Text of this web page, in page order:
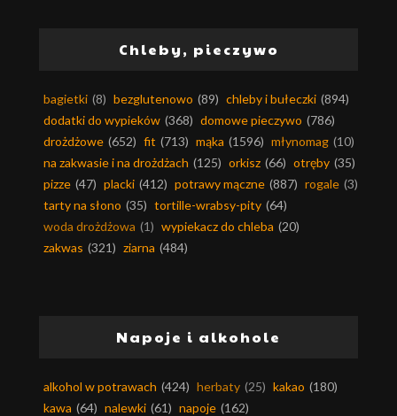
Chleby, pieczywo
bagietki (8) bezglutenowo (89) chleby i bułeczki (894)
dodatki do wypieków (368) domowe pieczywo (786)
drożdżowe (652) fit (713) mąka (1596) młynomag (10)
na zakwasie i na drożdżach (125) orkisz (66) otręby (35)
pizze (47) placki (412) potrawy mączne (887) rogale (3)
tarty na słono (35) tortille-wrabsy-pity (64)
woda drożdżowa (1) wypiekacz do chleba (20)
zakwas (321) ziarna (484)
Napoje i alkohole
alkohol w potrawach (424) herbaty (25) kakao (180)
kawa (64) nalewki (61) napoje (162)